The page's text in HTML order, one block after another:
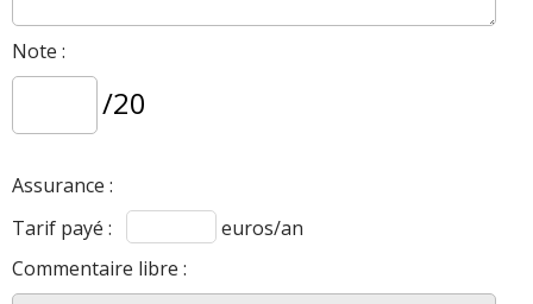
Note :
/20
Assurance :
Tarif payé :
euros/an
Commentaire libre :